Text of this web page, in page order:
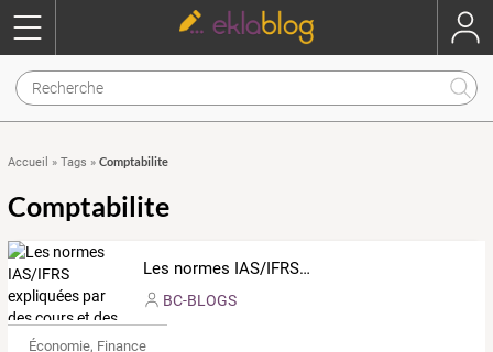
Accueil » Tags » Comptabilite
Comptabilite
Les normes IAS/IFRS expliquées par des cours et des cas-corrigés
BC-BLOGS
Économie, Finance & Droit